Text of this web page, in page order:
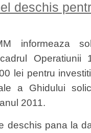
132
publicat
spre
deschis
informeaza
Operatiunii
lei pentru
a Ghidului
2011.
deschis pana la